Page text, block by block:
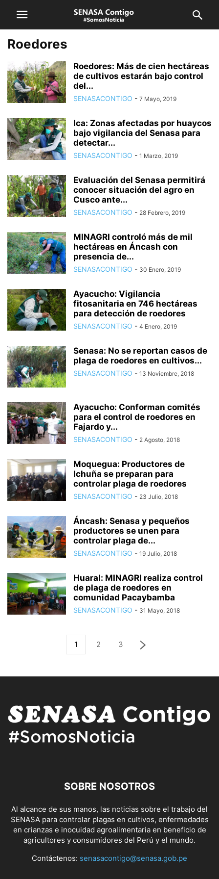
Roedores
Roedores: Más de cien hectáreas
de cultivos estarán bajo control
del...
SENASACONTIGO - 7 Mayo, 2019
Ica: Zonas afectadas por huaycos
bajo vigilancia del Senasa para
detectar...
SENASACONTIGO - 1 Marzo, 2019
Evaluación del Senasa permitirá
conocer situación del agro en
Cusco ante...
SENASACONTIGO - 28 Febrero, 2019
MINAGRI controló más de mil
hectáreas en Áncash con
presencia de...
SENASACONTIGO - 30 Enero, 2019
Ayacucho: Vigilancia
fitosanitaria en 746 hectáreas
para detección de roedores
SENASACONTIGO - 4 Enero, 2019
Senasa: No se reportan casos de
plaga de roedores en cultivos...
SENASACONTIGO - 13 Noviembre, 2018
Ayacucho: Conforman comités
para el control de roedores en
Fajardo y...
SENASACONTIGO - 2 Agosto, 2018
Moquegua: Productores de
Ichuña se preparan para
controlar plaga de roedores
SENASACONTIGO - 23 Julio, 2018
Áncash: Senasa y pequeños
productores se unen para
controlar plaga de...
SENASACONTIGO - 19 Julio, 2018
Huaral: MINAGRI realiza control
de plaga de roedores en
comunidad Pacaybamba
SENASACONTIGO - 31 Mayo, 2018
1 2 3
SOBRE NOSOTROS
Al alcance de sus manos, las noticias sobre el trabajo del
SENASA para controlar plagas en cultivos, enfermedades
en crianzas e inocuidad agroalimentaria en beneficio de
agricultores y consumidores del Perú y el mundo.
Contáctenos: senasacontigo@senasa.gob.pe